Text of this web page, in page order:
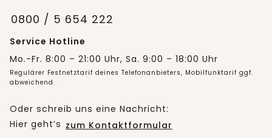
0800 / 5 654 222
Service Hotline
Mo.-Fr. 8:00 – 21:00 Uhr, Sa. 9:00 – 18:00 Uhr
Regulärer Festnetztarif deines Telefonanbieters, Mobilfunktarif ggf.
abweichend.
Oder schreib uns eine Nachricht:
Hier geht’s zum Kontaktformular